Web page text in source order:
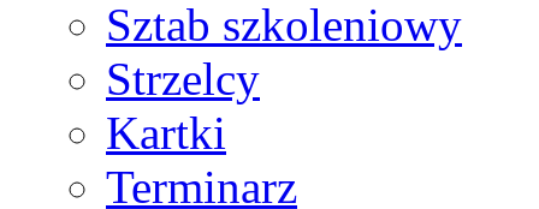
Sztab szkoleniowy
Strzelcy
Kartki
Terminarz